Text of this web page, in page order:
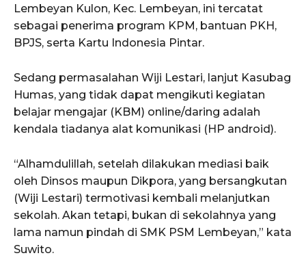
Lembeyan Kulon, Kec. Lembeyan, ini tercatat
sebagai penerima program KPM, bantuan PKH,
BPJS, serta Kartu Indonesia Pintar.
Sedang permasalahan Wiji Lestari, lanjut Kasubag
Humas, yang tidak dapat mengikuti kegiatan
belajar mengajar (KBM) online/daring adalah
kendala tiadanya alat komunikasi (HP android).
“Alhamdulillah, setelah dilakukan mediasi baik
oleh Dinsos maupun Dikpora, yang bersangkutan
(Wiji Lestari) termotivasi kembali melanjutkan
sekolah. Akan tetapi, bukan di sekolahnya yang
lama namun pindah di SMK PSM Lembeyan,” kata
Suwito.